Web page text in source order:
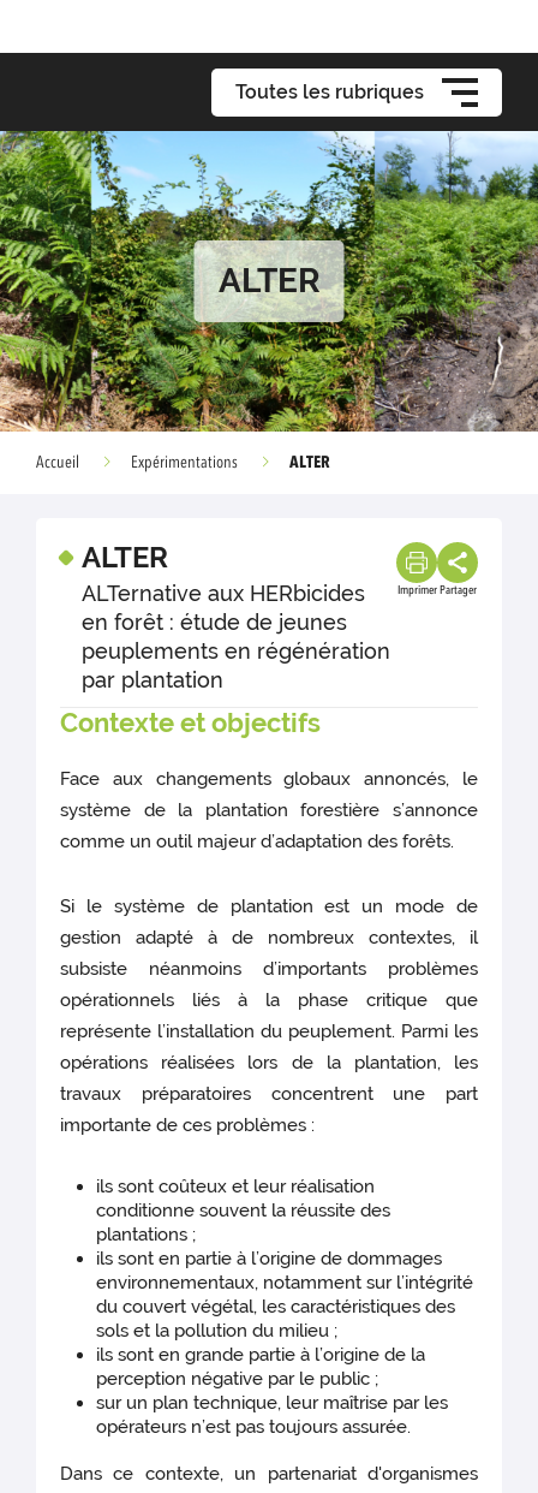
Toutes les rubriques
ALTER
Accueil Expérimentations ALTER
ALTER
ALTernative aux HERbicides
en forêt : étude de jeunes
peuplements en régénération
par plantation
Imprimer Partager
Contexte et objectifs
Face aux changements globaux annoncés, le
système de la plantation forestière s’annonce
comme un outil majeur d’adaptation des forêts.
Si le système de plantation est un mode de
gestion adapté à de nombreux contextes, il
subsiste néanmoins d’importants problèmes
opérationnels liés à la phase critique que
représente l’installation du peuplement. Parmi les
opérations réalisées lors de la plantation, les
travaux préparatoires concentrent une part
importante de ces problèmes :
ils sont coûteux et leur réalisation
conditionne souvent la réussite des
plantations ;
ils sont en partie à l’origine de dommages
environnementaux, notamment sur l’intégrité
du couvert végétal, les caractéristiques des
sols et la pollution du milieu ;
ils sont en grande partie à l’origine de la
perception négative par le public ;
sur un plan technique, leur maîtrise par les
opérateurs n’est pas toujours assurée.
Dans ce contexte, un partenariat d'organismes